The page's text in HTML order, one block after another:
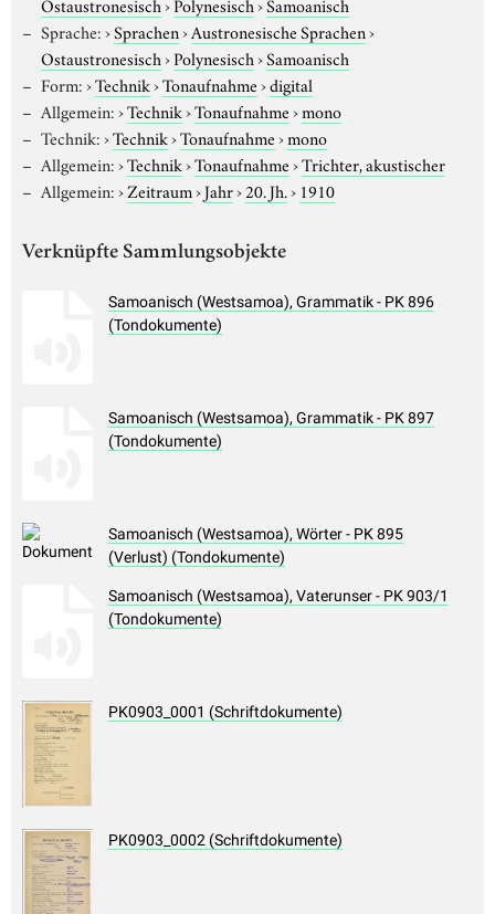
Sprache:›Sprachen›Austronesische Sprachen›
Ostaustronesisch›Polynesisch›Samoanisch
Form:›Technik›Tonaufnahme›digital
Allgemein:›Technik›Tonaufnahme›mono
Technik:›Technik›Tonaufnahme›mono
Allgemein:›Technik›Tonaufnahme›Trichter, akustischer
Allgemein:›Zeitraum›Jahr›20. Jh.› 1910
Verknüpfte Sammlungsobjekte
Samoanisch (Westsamoa), Grammatik - PK 896
(Tondokumente)
Samoanisch (Westsamoa), Grammatik - PK 897
(Tondokumente)
Samoanisch (Westsamoa), Wörter - PK 895
(Verlust) (Tondokumente)
Samoanisch (Westsamoa), Vaterunser - PK 903/1
(Tondokumente)
PK0903_0001 (Schriftdokumente)
PK0903_0002 (Schriftdokumente)